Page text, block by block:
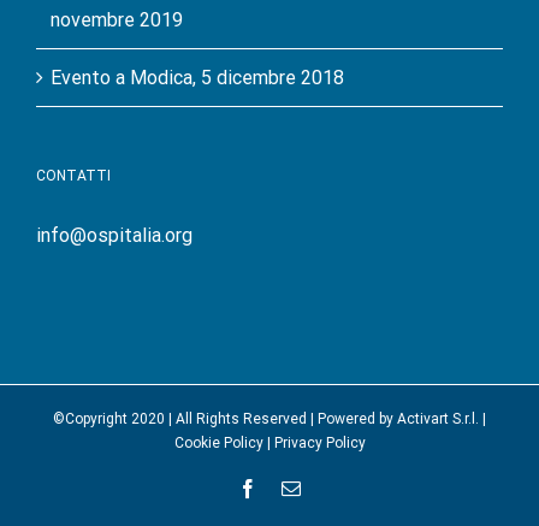
novembre 2019
Evento a Modica, 5 dicembre 2018
CONTATTI
info@ospitalia.org
©Copyright 2020 | All Rights Reserved | Powered by Activart S.r.l.
|
Cookie Policy| Privacy Policy
facebookEmail